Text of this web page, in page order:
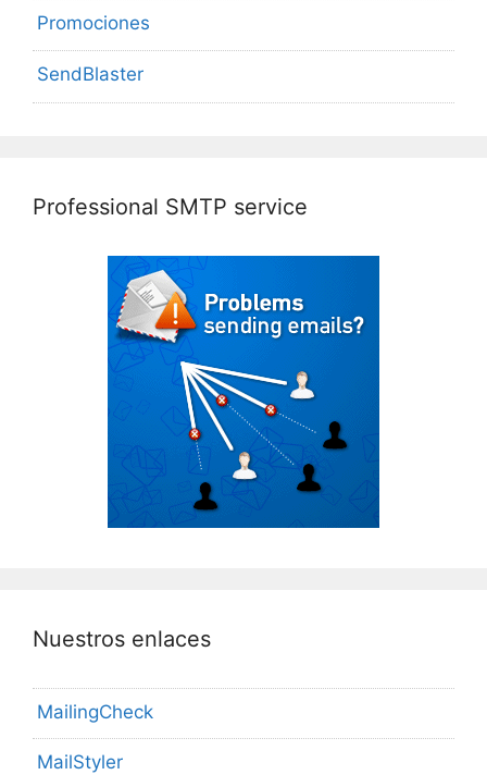
Promociones
SendBlaster
Professional SMTP service
Nuestros enlaces
MailingCheck
MailStyler